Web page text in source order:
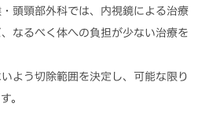
頭頸部外科では、内視鏡による治療
なるべく体への負担が少ない治療を
よう切除範囲を決定し、可能な限り
。